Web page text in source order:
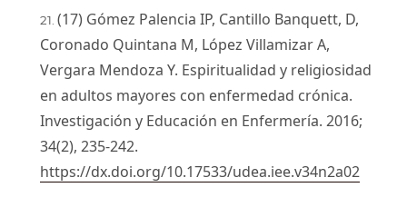
(17) Gómez Palencia IP, Cantillo Banquett, D,
Coronado Quintana M, López Villamizar A,
Vergara Mendoza Y. Espiritualidad y religiosidad
en adultos mayores con enfermedad crónica.
Investigación y Educación en Enfermería. 2016;
34(2), 235-242.
https://dx.doi.org/10.17533/udea.iee.v34n2a02